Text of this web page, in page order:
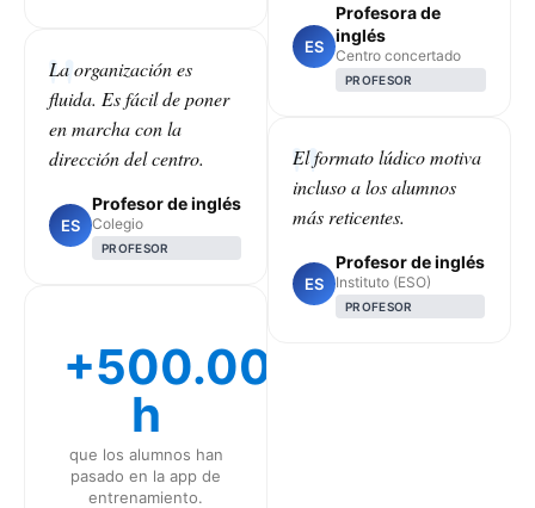
La organización es
fluida. Es fácil de poner
en marcha con la
dirección del centro.
ES
Profesor de inglés
Colegio
PROFESOR
+500.000
h
que los alumnos han
pasado en la app de
entrenamiento.
ES
Profesora de
inglés
Centro concertado
PROFESOR
El formato lúdico motiva
incluso a los alumnos
más reticentes.
ES
Profesor de inglés
Instituto (ESO)
PROFESOR